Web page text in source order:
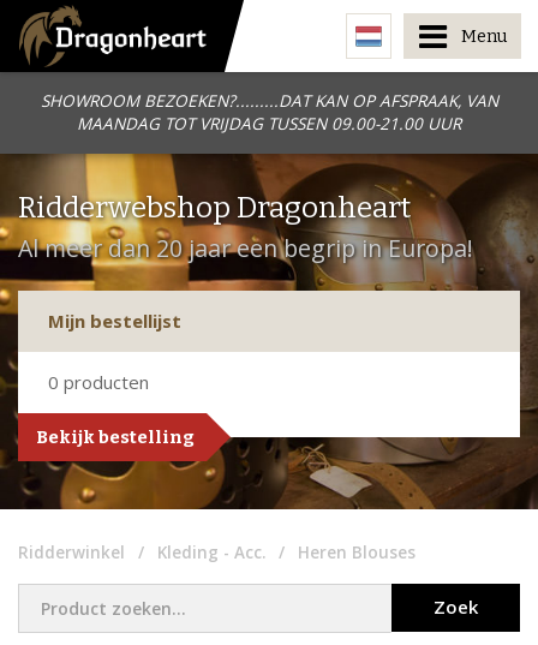
SHOWROOM BEZOEKEN?.........DAT KAN OP AFSPRAAK, VAN
MAANDAG TOT VRIJDAG TUSSEN 09.00-21.00 UUR
Menu
Ridderwebshop Dragonheart
Al meer dan 20 jaar een begrip in Europa!
Mijn bestellijst
0 producten
Bekijk bestelling
Ridderwinkel Kleding - Acc. Heren Blouses
Zoek